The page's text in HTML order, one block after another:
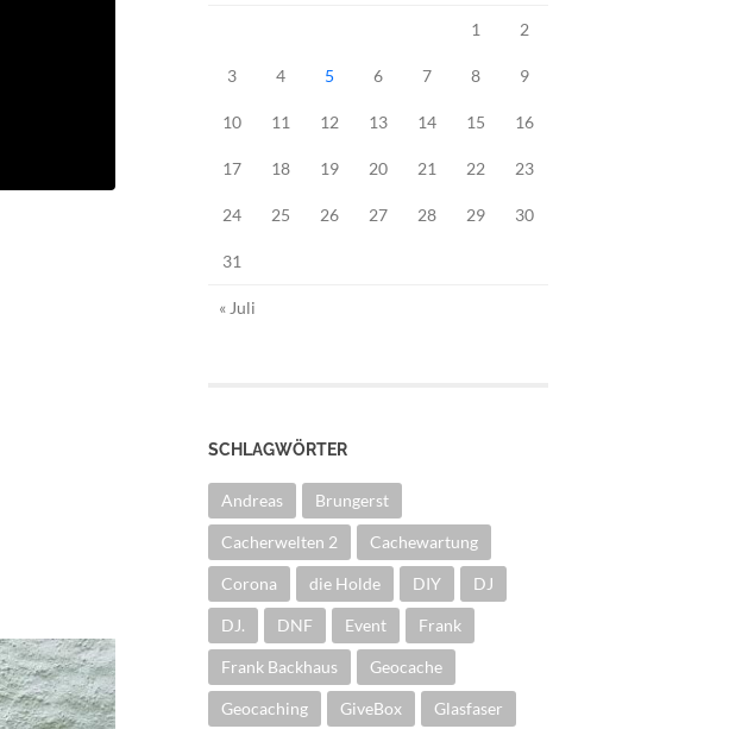
1 2
3 4 5 6 7 8 9
10 11 12 13 14 15 16
17 18 19 20 21 22 23
24 25 26 27 28 29 30
31
« Juli
SCHLAGWÖRTER
Andreas Brungerst
Cacherwelten 2 Cachewartung
Corona die Holde DIY DJ
DJ. DNF Event Frank
Frank Backhaus Geocache
Geocaching GiveBox Glasfaser